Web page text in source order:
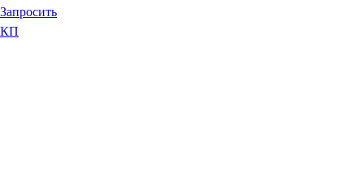
Запросить
КП